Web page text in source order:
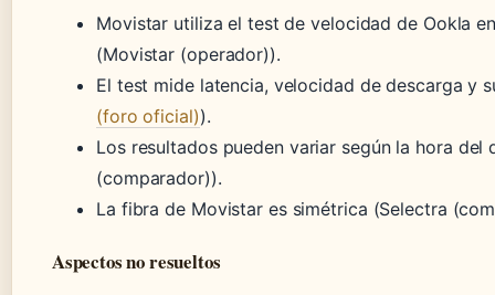
Movistar utiliza el test de velocidad de Ookla
(Movistar (operador)).
El test mide latencia, velocidad de descarga y
(foro oficial)).
Los resultados pueden variar según la hora del
(comparador)).
La fibra de Movistar es simétrica (Selectra
Aspectos no resueltos